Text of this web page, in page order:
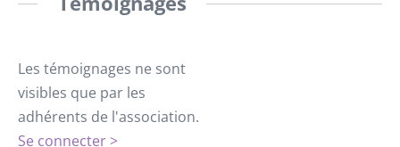
Les témoignages ne sont
visibles que par les
adhérents de l'association.
Se connecter >